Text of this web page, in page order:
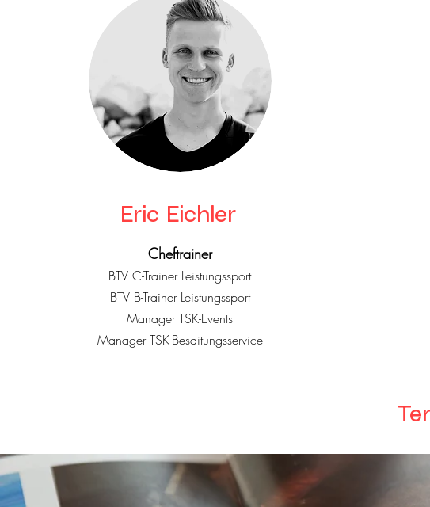
Eric Eichler
Cheftrainer
BTV C-Trainer Leistungssport
BTV B-Trainer Leistungssport
Manager TSK-Events
Manager TSK-Besaitungsservice